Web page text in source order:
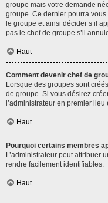
groupe mais votre demande
groupe. Ce dernier pourra
le groupe et ainsi décider s’il
pas le chef de groupe s’il
Haut
Comment devenir chef de
Lorsque des groupes sont
de groupe. Si vous désirez
l’administrateur en premier
Haut
Pourquoi certains membres
L’administrateur peut attribuer
rendre facilement identifiables.
Haut